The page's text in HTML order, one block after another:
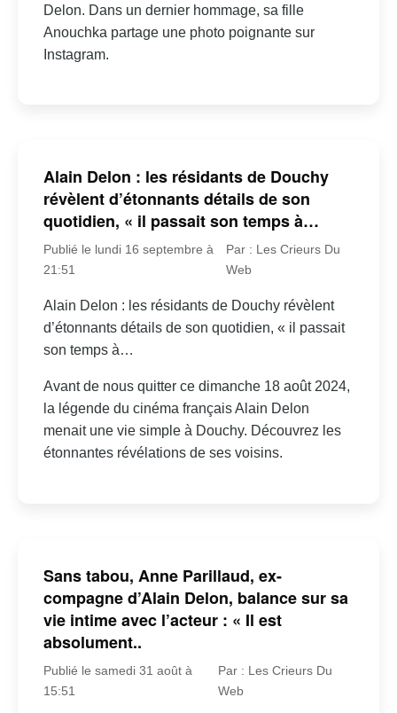
Delon. Dans un dernier hommage, sa fille
Anouchka partage une photo poignante sur
Instagram.
Alain Delon : les résidants de Douchy
révèlent d’étonnants détails de son
quotidien, « il passait son temps à…
Publié le lundi 16 septembre à
21:51
Par : Les Crieurs Du
Web
Alain Delon : les résidants de Douchy révèlent
d’étonnants détails de son quotidien, « il passait
son temps à…
Avant de nous quitter ce dimanche 18 août 2024,
la légende du cinéma français Alain Delon
menait une vie simple à Douchy. Découvrez les
étonnantes révélations de ses voisins.
Sans tabou, Anne Parillaud, ex-
compagne d’Alain Delon, balance sur sa
vie intime avec l’acteur : « Il est
absolument..
Publié le samedi 31 août à
15:51
Par : Les Crieurs Du
Web